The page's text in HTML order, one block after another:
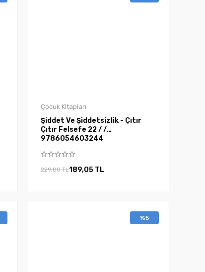
Çocuk Kitapları
Şiddet Ve Şiddetsizlik - Çıtır
Çıtır Felsefe 22 / /
9786054603244
229,00 TL189,05 TL
%5